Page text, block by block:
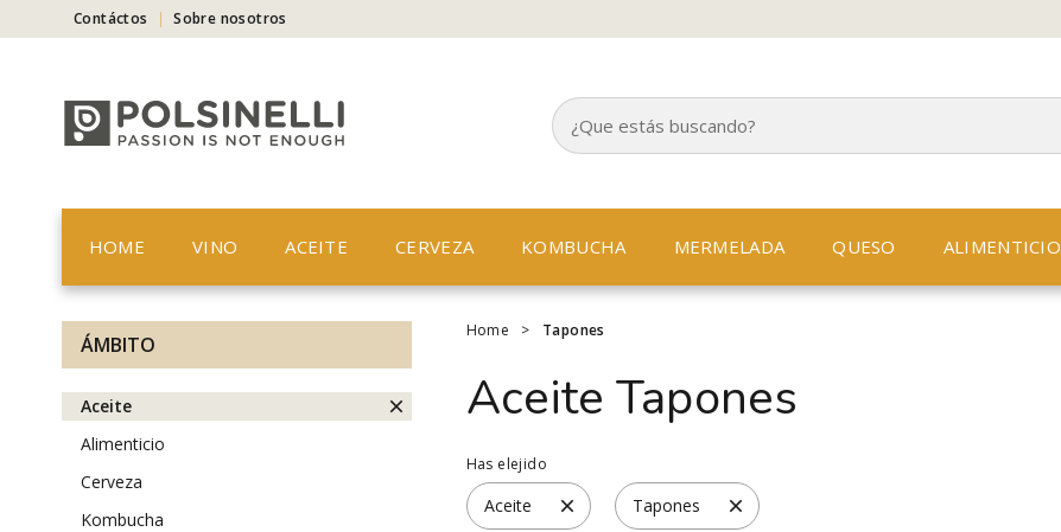
Contáctos Sobre nosotros
HOME VINO ACEITE CERVEZA KOMBUCHA MERMELADA QUESO ALIMENTICIO
Home > Tapones
Aceite Tapones
Has elejido
Aceite Tapones
ÁMBITO
aceite
alimenticio
cerveza
kombucha